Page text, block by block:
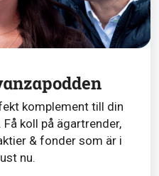
komplement till din
koll på ägartrender,
& fonder som är i
nu.